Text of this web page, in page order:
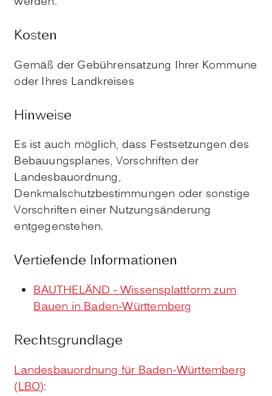
Kosten
Gemäß der Gebührensatzung Ihrer Kommune
oder Ihres Landkreises
Hinweise
Es ist auch möglich, dass Festsetzungen des
Bebauungsplanes, Vorschriften der
Landesbauordnung,
Denkmalschutzbestimmungen oder sonstige
Vorschriften einer Nutzungsänderung
entgegenstehen.
Vertiefende Informationen
BAUTHELÄND - Wissensplattform zum
Bauen in Baden-Württemberg
Rechtsgrundlage
Landesbauordnung für Baden-Württemberg
(LBO):